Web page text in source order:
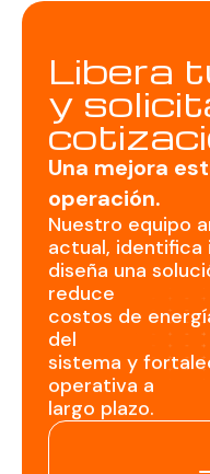
Libera
y
Una mejora
operación.
Nuestro equipo
actual, identifica
diseña una
reduce
costos de
del
sistema y
operativa a
largo plazo.